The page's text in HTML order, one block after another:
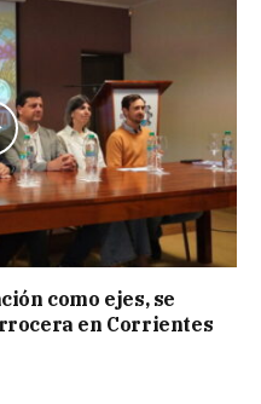
como ejes, se
en Corrientes